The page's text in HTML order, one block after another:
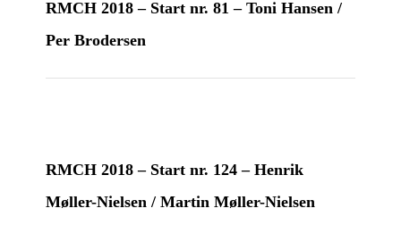
RMCH 2018 – Start nr. 81 – Toni Hansen /
Per Brodersen
RMCH 2018 – Start nr. 124 – Henrik
Møller-Nielsen / Martin Møller-Nielsen